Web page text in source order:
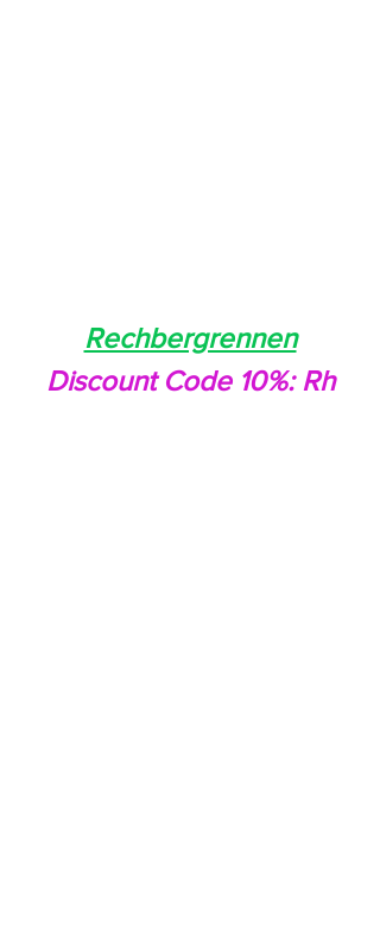
Rechbergrennen
Discount Code 10%: Rh